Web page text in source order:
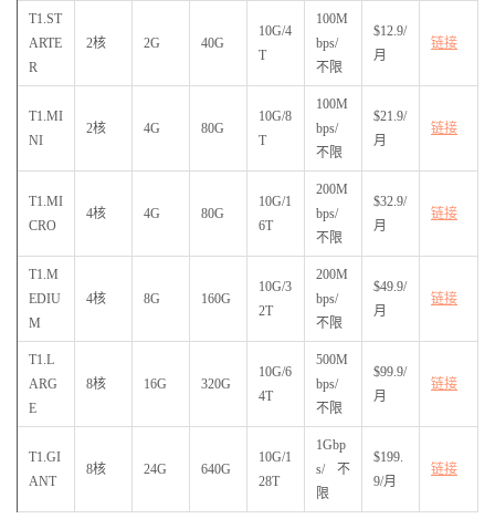
T1.ST
ARTE
R
2核 2G 40G
10G/4
T
100M
bps/
不限
$12.9/
月
链接
T1.MI
NI
2核 4G 80G
10G/8
T
100M
bps/
不限
$21.9/
月
链接
T1.MI
CRO
4核 4G 80G
10G/1
6T
200M
bps/
不限
$32.9/
月
链接
T1.M
EDIU
M
4核 8G 160G
10G/3
2T
200M
bps/
不限
$49.9/
月
链接
T1.L
ARG
E
8核 16G 320G
10G/6
4T
500M
bps/
不限
$99.9/
月
链接
T1.GI
ANT
8核 24G 640G
10G/1
28T
1Gbp
s/不
限
$199.
9/月
链接